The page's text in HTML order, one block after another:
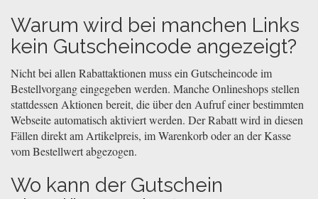
Warum wird bei manchen Links
kein Gutscheincode angezeigt?
Nicht bei allen Rabattaktionen muss ein Gutscheincode im
Bestellvorgang eingegeben werden. Manche Onlineshops stellen
stattdessen Aktionen bereit, die über den Aufruf einer bestimmten
Webseite automatisch aktiviert werden. Der Rabatt wird in diesen
Fällen direkt am Artikelpreis, im Warenkorb oder an der Kasse
vom Bestellwert abgezogen.
Wo kann der Gutschein